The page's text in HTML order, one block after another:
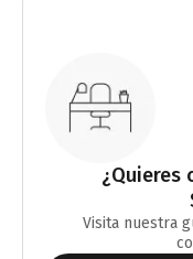
¿Quieres
Visita nuestra